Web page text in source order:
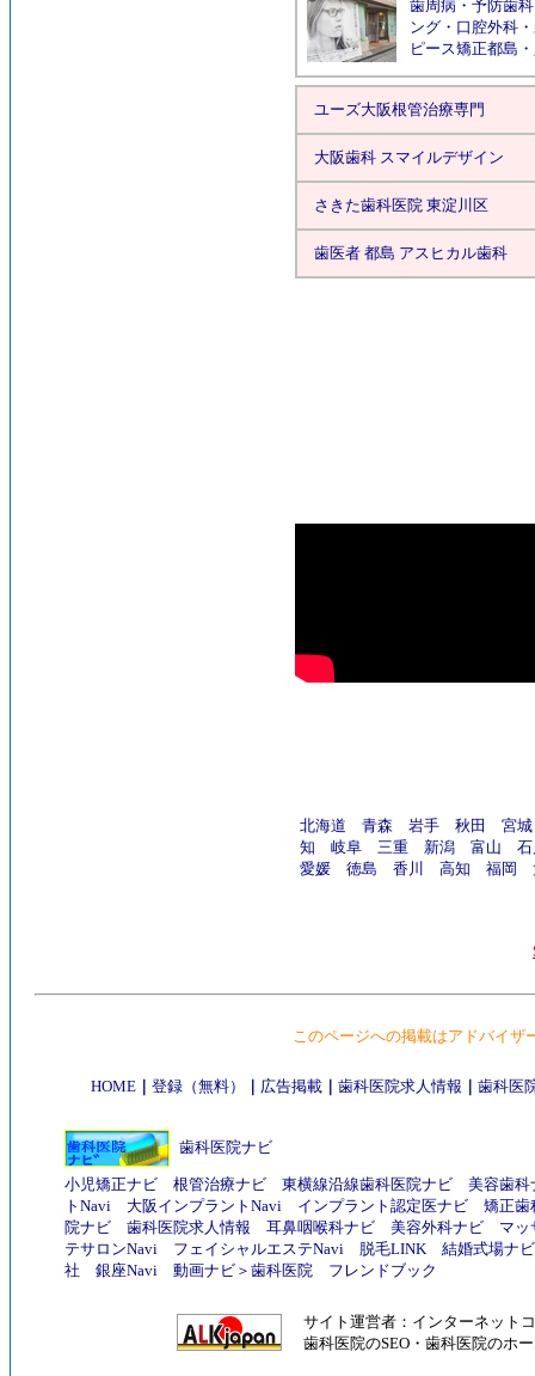
歯周病 ・ 予防歯科
ング・ 口腔外科・
ピース矯正都島 ・
ユーズ大阪根管治療専門
大阪歯科 スマイルデザイン
さきた歯科医院 東淀川区
歯医者 都島 アスヒカル歯科
北海道 青森 岩手 秋田
宮城
知
岐阜 三重 新潟 富山
愛媛
徳島 香川 高知 福岡
このページへの掲載はアドバイザ
HOME 登録（無料） 広告掲載 歯科医院求人情報 歯科医
歯科医院ナビ
小児矯正ナビ 根管治療ナビ 東横線沿線歯科医院ナビ
美容歯科
トNavi
大阪インプラントNavi インプラント認定医ナビ
矯正歯
院ナビ
歯科医院求人情報 耳鼻咽喉科ナビ 美容外科ナビ
マッ
テサロンNavi
フェイシャルエステNavi 脱毛LINK
結婚式場ナビ
社
銀座Navi 動画ナビ ＞ 歯科医院 フレンドブック
サイト運営者： インターネット
歯科医院のSEO ・ 歯科医院のホ